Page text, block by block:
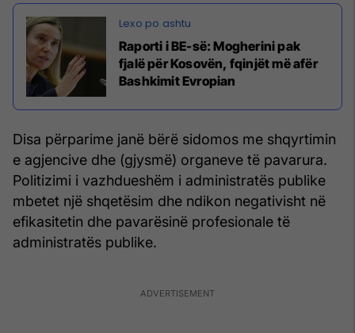
Raporti i BE-së: Mogherini pak
fjalë për Kosovën, fqinjët më afër
Bashkimit Evropian
Disa përparime janë bërë sidomos me shqyrtimin
e agjencive dhe (gjysmë) organeve të pavarura.
Politizimi i vazhdueshëm i administratës publike
mbetet një shqetësim dhe ndikon negativisht në
efikasitetin dhe pavarësinë profesionale të
administratës publike.